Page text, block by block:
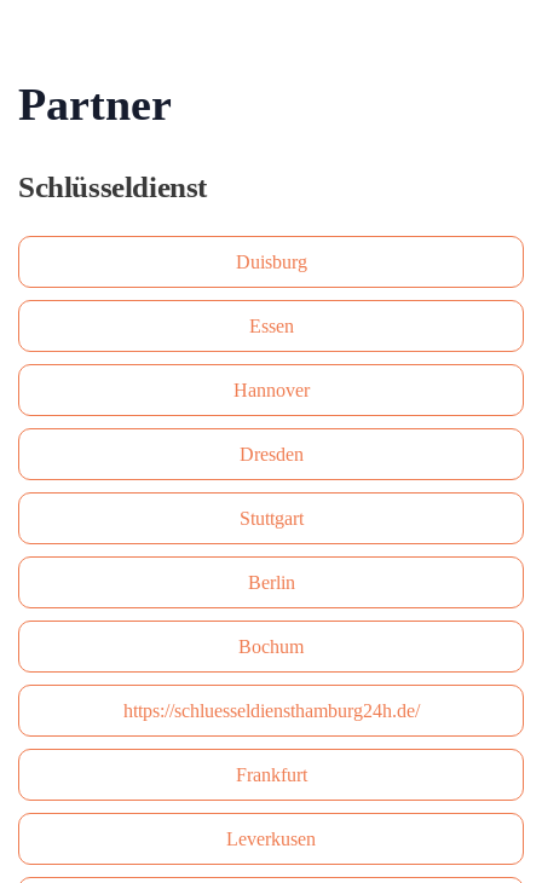
Partner
Schlüsseldienst
Duisburg
Essen
Hannover
Dresden
Stuttgart
Berlin
Bochum
https://schluesseldiensthamburg24h.de/
Frankfurt
Leverkusen